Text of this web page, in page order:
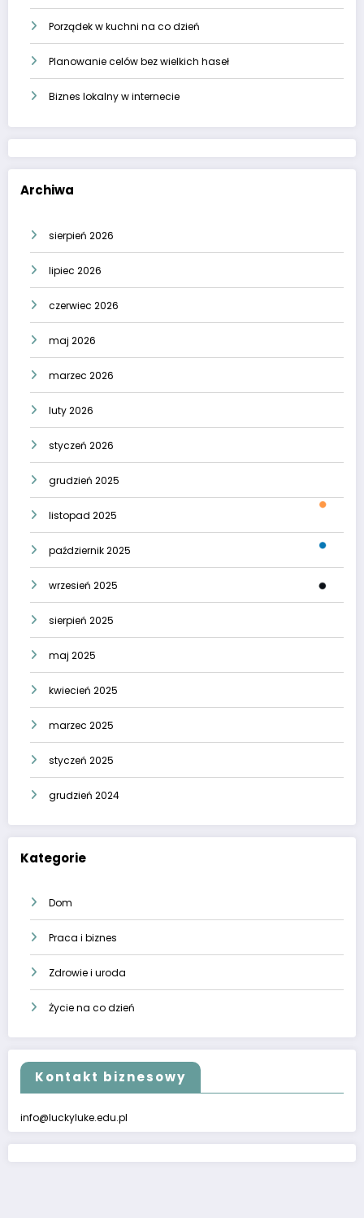
Porządek w kuchni na co dzień
Planowanie celów bez wielkich haseł
Biznes lokalny w internecie
Archiwa
sierpień 2026
lipiec 2026
czerwiec 2026
maj 2026
marzec 2026
luty 2026
styczeń 2026
grudzień 2025
listopad 2025
październik 2025
wrzesień 2025
sierpień 2025
maj 2025
kwiecień 2025
marzec 2025
styczeń 2025
grudzień 2024
Kategorie
Dom
Praca i biznes
Zdrowie i uroda
Życie na co dzień
Kontakt biznesowy
info@luckyluke.edu.pl